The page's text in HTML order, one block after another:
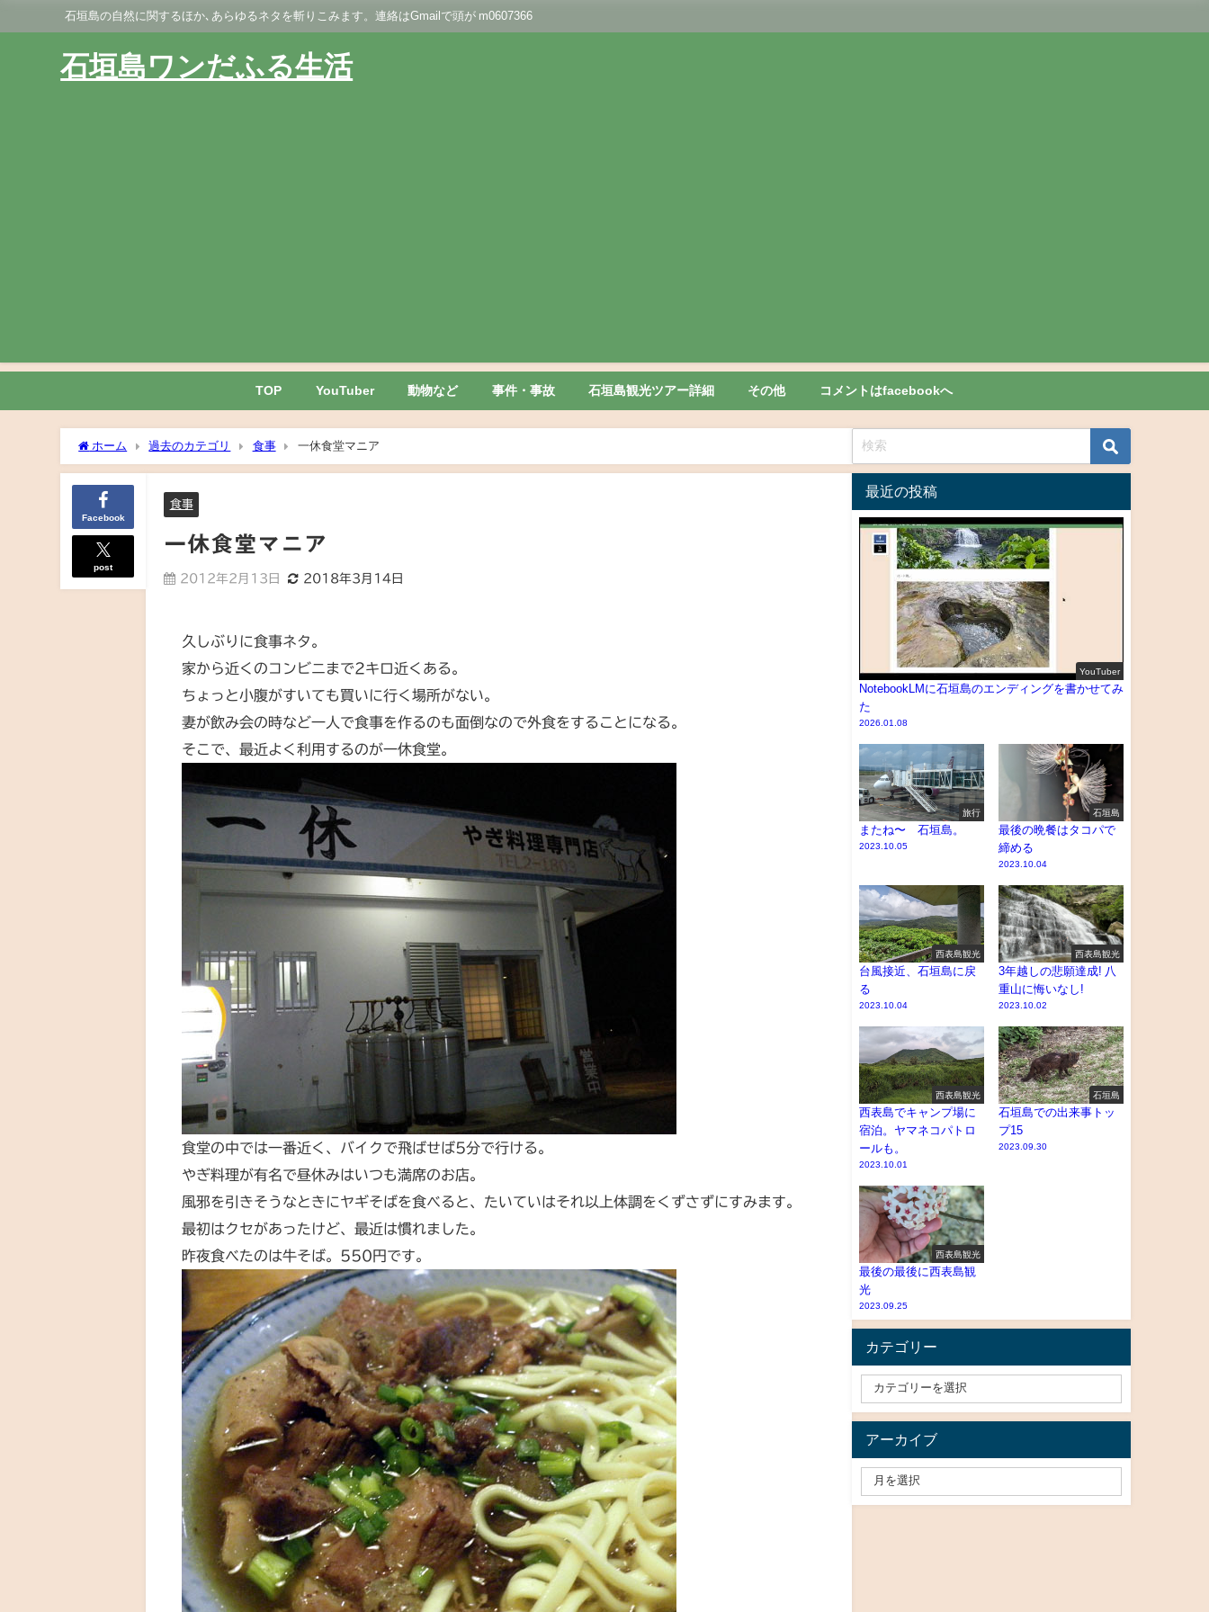
石垣島の自然に関するほか､あらゆるネタを斬りこみます。連絡はGmailで頭が m0607366
石垣島ワンだふる生活
TOP YouTuber 動物など 事件・事故 石垣島観光ツアー詳細 その他 コメントはfacebookへ
ホーム 過去のカテゴリ 食事 一休食堂マニア
Facebook
post
食事
一休食堂マニア
2012年2月13日 2018年3月14日
久しぶりに食事ネタ。
家から近くのコンビニまで2キロ近くある。
ちょっと小腹がすいても買いに行く場所がない。
妻が飲み会の時など一人で食事を作るのも面倒なので外食をすることになる。
そこで、最近よく利用するのが一休食堂。
食堂の中では一番近く、バイクで飛ばせば5分で行ける。
やぎ料理が有名で昼休みはいつも満席のお店。
風邪を引きそうなときにヤギそばを食べると、たいていはそれ以上体調をくずさずにすみます。
最初はクセがあったけど、最近は慣れました。
昨夜食べたのは牛そば。550円です。
最近の投稿
YouTuber
NotebookLMに石垣島のエンディングを書かせてみ
た
2026.01.08
旅行
またね〜 石垣島。
2023.10.05
石垣島
最後の晩餐はタコパで
締める
2023.10.04
西表島観光
台風接近、石垣島に戻
る
2023.10.04
西表島観光
3年越しの悲願達成! 八
重山に悔いなし!
2023.10.02
西表島観光
西表島でキャンプ場に
宿泊。ヤマネコパトロ
ールも。
2023.10.01
石垣島
石垣島での出来事トッ
プ15
2023.09.30
西表島観光
最後の最後に西表島観
光
2023.09.25
カテゴリー
アーカイブ